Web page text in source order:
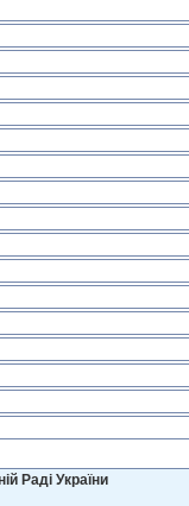
Раді України